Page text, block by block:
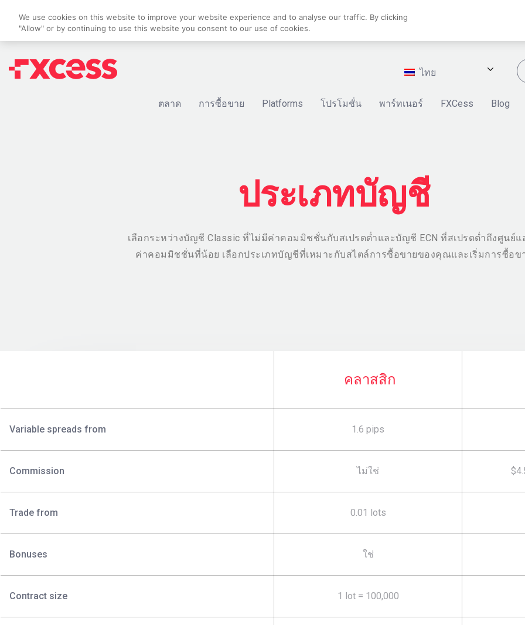
ไทย
ตลาด การซื้อขาย Platforms โปรโมชั่น พาร์ทเนอร์ FXCess Blog
ประเภทบัญชี
เลือกระหว่างบัญชี Classic ที่ไม่มีค่าคอมมิชชั่นกับสเปรดต่ำและบัญชี ECN ที่สเปรดต่ำถึงศูนย์แ
ค่าคอมมิชชั่นที่น้อย เลือกประเภทบัญชีที่เหมาะกับสไตล์การซื้อขายของคุณและเริ่มการซื้อข
คลาสสิก
Variable spreads from 1.6 pips
Commission ไม่ใช่
Trade from 0.01 lots
Bonuses ใช่
Contract size 1 lot = 100,000
We use cookies on this website to improve your website experience and to analyse our traffic. By clicking
"Allow" or by continuing to use this website you consent to our use of cookies.